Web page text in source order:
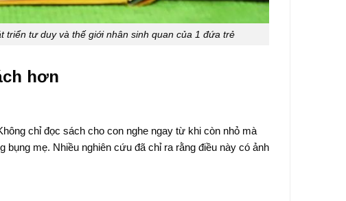
triển tư duy và thế giới nhân sinh quan của 1 đứa trẻ
hơn
chỉ đọc sách cho con nghe ngay từ khi còn nhỏ mà
mẹ. Nhiều nghiên cứu đã chỉ ra rằng điều này có ảnh